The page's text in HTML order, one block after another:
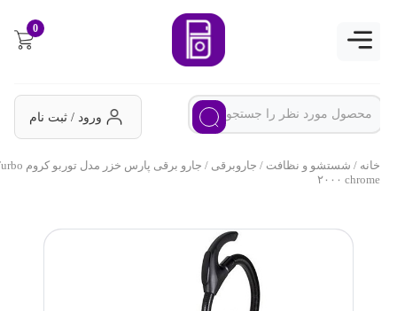
ورود / ثبت نام
خانه/شستشو و نظافت/جاروبرقی
/ جارو برقی پارس خزر مدل توربو کروم Turbo
۲۰۰۰ chrome